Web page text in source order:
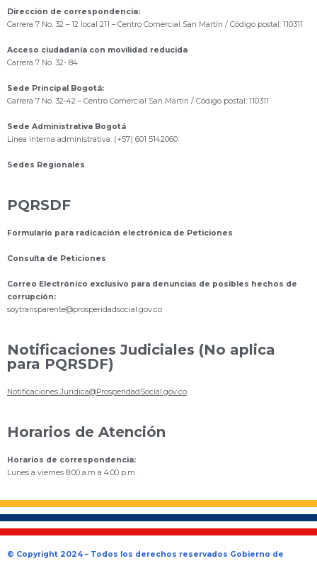
Dirección de correspondencia:
Carrera 7 No. 32 – 12 local 211 – Centro Comercial San Martín / Código postal: 110311
Acceso ciudadanía con movilidad reducida
Carrera 7 No. 32- 84
Sede Principal Bogotá:
Carrera 7 No. 32-42 – Centro Comercial San Martín / Código postal: 110311
Sede Administrativa Bogotá
Línea interna administrativa: (+57) 601 5142060
Sedes Regionales
PQRSDF
Formulario para radicación electrónica de Peticiones
Consulta de Peticiones
Correo Electrónico exclusivo para denuncias de posibles hechos de
corrupción:
soytransparente@prosperidadsocial.gov.co
Notificaciones Judiciales (No aplica
para PQRSDF)
Notificaciones.Juridica@ProsperidadSocial.gov.co
Horarios de Atención
Horarios de correspondencia:
Lunes a viernes 8:00 a.m a 4:00 p.m.
© Copyright 2024 – Todos los derechos reservados Gobierno de